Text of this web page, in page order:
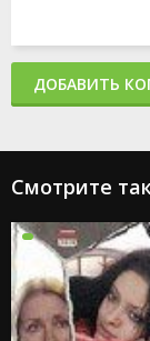
ДОБАВИТЬ
Смотрите